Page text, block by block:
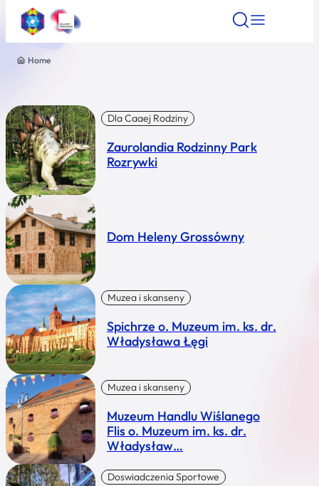
Nazwa atrakcji
Miasto
Kategoria
Home
Dla Caaej Rodziny
Zaurolandia Rodzinny Park
Rozrywki
Dom Heleny Grossówny
Muzea i skanseny
Spichrze o. Muzeum im. ks. dr.
Władysława Łęgi
Muzea i skanseny
Muzeum Handlu Wiślanego
Flis o. Muzeum im. ks. dr.
Władysław…
Doswiadczenia Sportowe